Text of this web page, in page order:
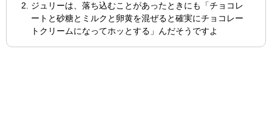
ジュリーは、落ち込むことがあったときにも「チョコレ
ートと砂糖とミルクと卵黄を混ぜると確実にチョコレー
トクリームになってホッとする」んだそうですよ